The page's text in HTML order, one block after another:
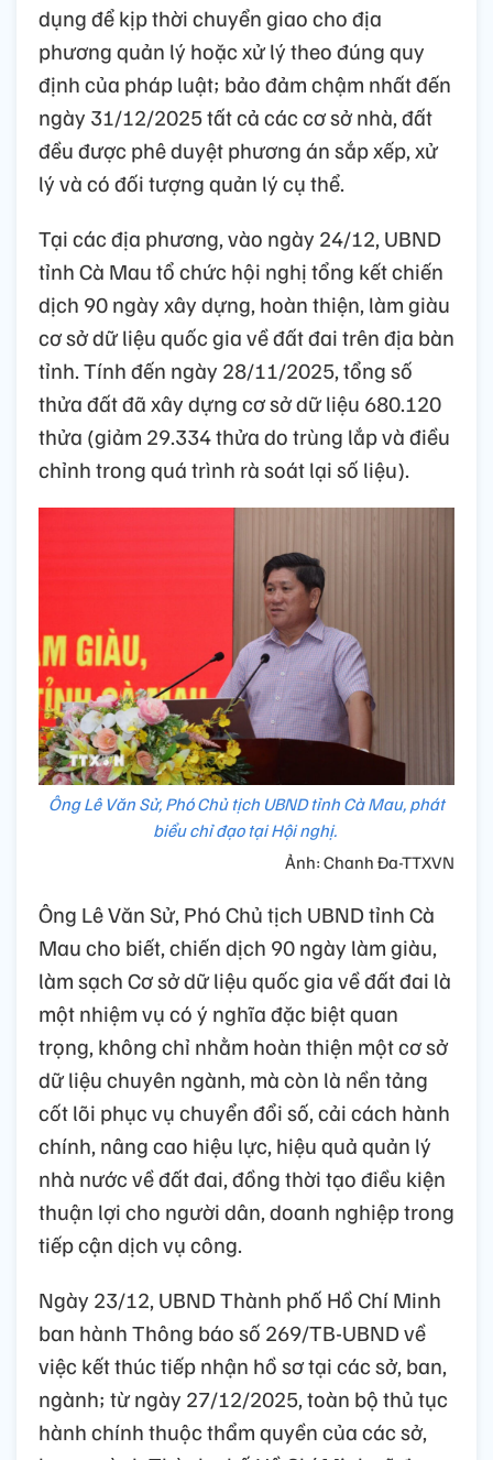
dụng để kịp thời chuyển giao cho địa
phương quản lý hoặc xử lý theo đúng quy
định của pháp luật; bảo đảm chậm nhất đến
ngày 31/12/2025 tất cả các cơ sở nhà, đất
đều được phê duyệt phương án sắp xếp, xử
lý và có đối tượng quản lý cụ thể.
Tại các địa phương, vào ngày 24/12, UBND
tỉnh Cà Mau tổ chức hội nghị tổng kết chiến
dịch 90 ngày xây dựng, hoàn thiện, làm giàu
cơ sở dữ liệu quốc gia về đất đai trên địa bàn
tỉnh. Tính đến ngày 28/11/2025, tổng số
thửa đất đã xây dựng cơ sở dữ liệu 680.120
thửa (giảm 29.334 thửa do trùng lắp và điều
chỉnh trong quá trình rà soát lại số liệu).
Ông Lê Văn Sử, Phó Chủ tịch UBND tỉnh Cà Mau, phát
biểu chỉ đạo tại Hội nghị.
Ảnh: Chanh Đa-TTXVN
Ông Lê Văn Sử, Phó Chủ tịch UBND tỉnh Cà
Mau cho biết, chiến dịch 90 ngày làm giàu,
làm sạch Cơ sở dữ liệu quốc gia về đất đai là
một nhiệm vụ có ý nghĩa đặc biệt quan
trọng, không chỉ nhằm hoàn thiện một cơ sở
dữ liệu chuyên ngành, mà còn là nền tảng
cốt lõi phục vụ chuyển đổi số, cải cách hành
chính, nâng cao hiệu lực, hiệu quả quản lý
nhà nước về đất đai, đồng thời tạo điều kiện
thuận lợi cho người dân, doanh nghiệp trong
tiếp cận dịch vụ công.
Ngày 23/12, UBND Thành phố Hồ Chí Minh
ban hành Thông báo số 269/TB-UBND về
việc kết thúc tiếp nhận hồ sơ tại các sở, ban,
ngành; từ ngày 27/12/2025, toàn bộ thủ tục
hành chính thuộc thẩm quyền của các sở,